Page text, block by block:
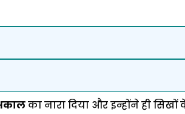
का नारा दिया और इन्होंने ही सिखों